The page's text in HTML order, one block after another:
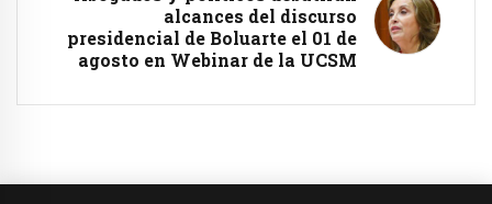
alcances del discurso
presidencial de Boluarte el 01 de
agosto en Webinar de la UCSM